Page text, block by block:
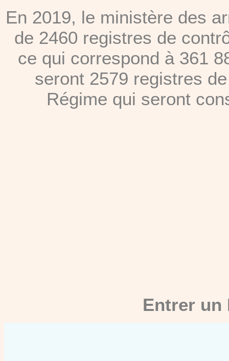
En 2019, le ministère des
de 2460 registres de
ce qui correspond à 361
seront 2579 registres
Régime qui seront
Entrer un